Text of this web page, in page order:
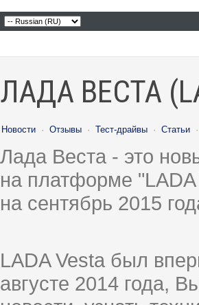
ЛАДА ВЕСТА
Новости · Отзывы · Тест-драйвы · Статьи ·
Лада Веста - это
на платформе
на сентябрь 2015
LADA Vesta был
августе 2014 года,